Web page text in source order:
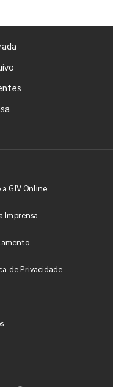
a GIV Online
Imprensa
de Privacidade